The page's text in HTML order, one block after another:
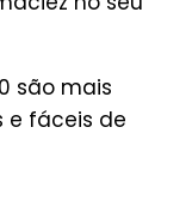
são mais
e fáceis de